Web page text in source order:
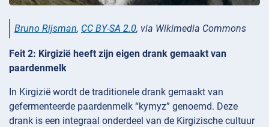
Bruno Rijsman, CC BY-SA 2.0, via Wikimedia Commons
Feit 2: Kirgizië heeft zijn eigen drank gemaakt van
paardenmelk
In Kirgizië wordt de traditionele drank gemaakt van
gefermenteerde paardenmelk “kymyz” genoemd. Deze
drank is een integraal onderdeel van de Kirgizische cultuur